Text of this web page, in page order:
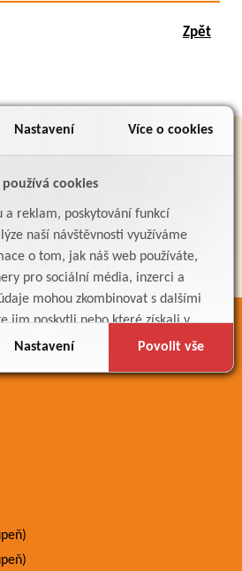
Nastavení Více o cookies
cookies
a reklam, poskytování funkcí
naší návštěvnosti využíváme
o tom, jak náš web používáte,
pro sociální média, inzerci a
mohou zkombinovat s dalšími
jim poskytli nebo které získali v
jejich služby.
Nastavení Povolit vše
Zpět